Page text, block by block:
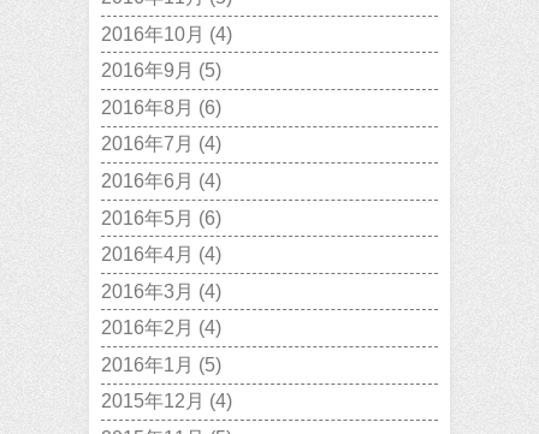
2016年10月 (4)
2016年9月 (5)
2016年8月 (6)
2016年7月 (4)
2016年6月 (4)
2016年5月 (6)
2016年4月 (4)
2016年3月 (4)
2016年2月 (4)
2016年1月 (5)
2015年12月 (4)